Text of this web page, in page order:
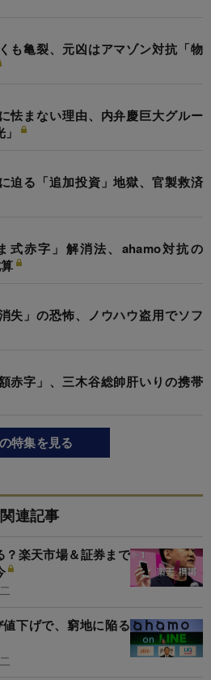
も亀裂、元凶はアマゾン対抗「物
怯まない理由、内弁慶巨大グルー
迫る「追加投資」地獄、官製救済
式赤字」解消法、ahamo対抗の
失」の恐怖、ノウハウ盗用でソフ
赤字」、三木谷総帥肝いりの携帯
特集を見る
関連記事
？楽天市場＆証券まで
下げで、窮地に陥る